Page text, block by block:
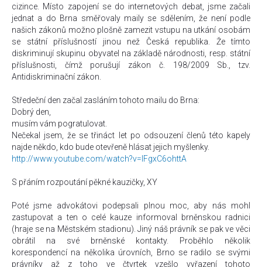
cizince. Místo zapojení se do internetových debat, jsme začali
jednat a do Brna směřovaly maily se sdělením, že není podle
našich zákonů možno plošně zamezit vstupu na utkání osobám
se státní příslušností jinou než Česká republika. Že tímto
diskriminují skupinu obyvatel na základě národnosti, resp. státní
příslušnosti, čímž porušují zákon č. 198/2009 Sb., tzv.
Antidiskriminační zákon.
Středeční den začal zasláním tohoto mailu do Brna:
Dobrý den,
musím vám pogratulovat.
Nečekal jsem, že se třináct let po odsouzení členů této kapely
najde někdo, kdo bude otevřeně hlásat jejich myšlenky.
http://www.youtube.com/watch?v=lFgxC6ohttA
S přáním rozpoutání pěkné kauzičky, XY
Poté jsme advokátovi podepsali plnou moc, aby nás mohl
zastupovat a ten o celé kauze informoval brněnskou radnici
(hraje se na Městském stadionu). Jiný náš právník se pak ve věci
obrátil na své brněnské kontakty. Proběhlo několik
korespondencí na několika úrovních, Brno se radilo se svými
právníky až z toho ve čtvrtek vzešlo vyřazení tohoto